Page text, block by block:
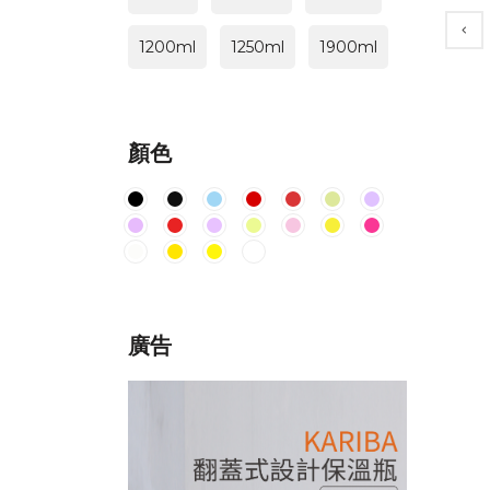
1200ml 1250ml 1900ml
顏色
廣告